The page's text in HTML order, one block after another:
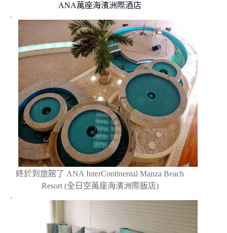
ANA萬座海濱洲際酒店
.
終於到旅館了 ANA InterContinental Manza Beach
Resort (全日空萬座海濱洲際飯店)
.